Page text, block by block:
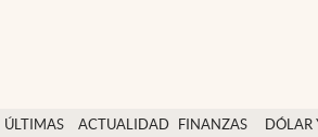
ÚLTIMAS
ACTUALIDAD
FINANZAS
DÓLAR
Actualidad